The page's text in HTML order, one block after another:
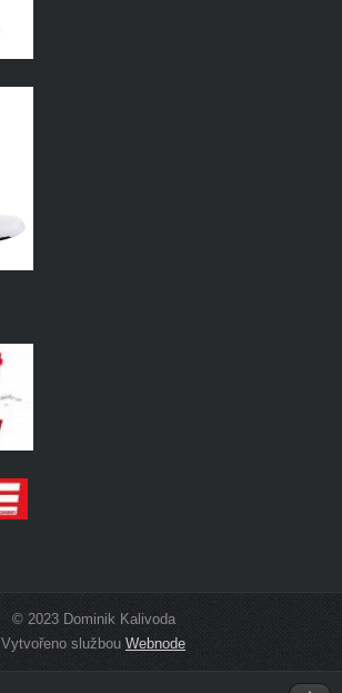
© 2023 Dominik Kalivoda
Vytvořeno službou Webnode